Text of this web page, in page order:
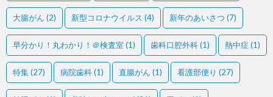
大腸がん (2) 新型コロナウイルス (4) 新年のあいさつ (7)
早分かり！丸わかり！＠検査室 (1) 歯科口腔外科(1) 熱中症 (1)
特集(27) 病院歯科(1) 直腸がん (1) 看護部便り (27)